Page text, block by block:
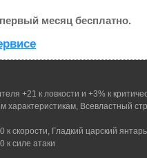
месяц бесплатно.
+21 к ловкости и +3% к
Всевластный
скорости, Гладкий царский янтарь
к силе атаки